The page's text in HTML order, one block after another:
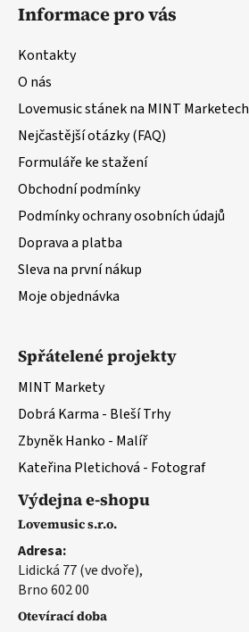
Informace pro vás
Kontakty
O nás
Lovemusic stánek na MINT Marketech
Nejčastější otázky (FAQ)
Formuláře ke stažení
Obchodní podmínky
Podmínky ochrany osobních údajů
Doprava a platba
Sleva na první nákup
Moje objednávka
Spřátelené projekty
MINT Markety
Dobrá Karma - Bleší Trhy
Zbyněk Hanko - Malíř
Kateřina Pletichová - Fotograf
Výdejna e-shopu
Lovemusic s.r.o.
Adresa:
Lidická 77 (ve dvoře),
Brno 602 00
Otevírací doba